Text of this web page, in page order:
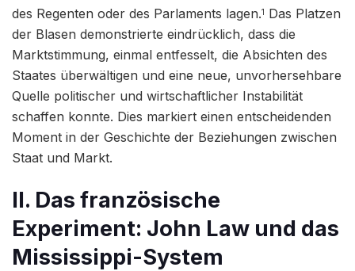
des Regenten oder des Parlaments lagen.1
Das Platzen
der Blasen demonstrierte eindrücklich, dass die
Marktstimmung, einmal entfesselt, die Absichten des
Staates überwältigen und eine neue, unvorhersehbare
Quelle politischer und wirtschaftlicher Instabilität
schaffen konnte. Dies markiert einen entscheidenden
Moment in der Geschichte der Beziehungen zwischen
Staat und Markt.
II. Das französische
Experiment: John Law und das
Mississippi-System